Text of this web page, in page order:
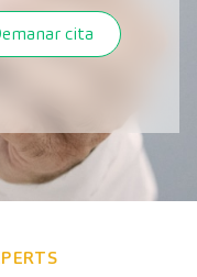
cita